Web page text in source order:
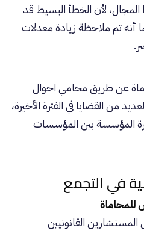
لأن الخطأ البسيط قد
أنه تم ملاحظة زيادة معدلات
عن طريق محامي احوال
من القضايا في الفترة الأخيرة،
المؤسسة بين المؤسسات
في التجمع
القانونيين